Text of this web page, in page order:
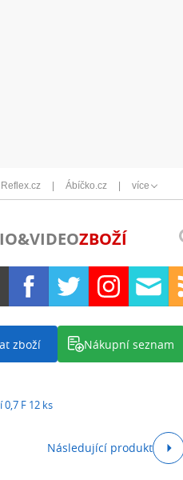
Reflex.cz Ábíčko.cz více
ZBOŽÍ
zboží Nákupní seznam
F 12 ks
Následující produkt